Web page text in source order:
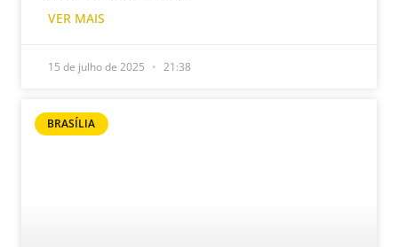
VER MAIS
15 de julho de 2025 21:38
BRASÍLIA